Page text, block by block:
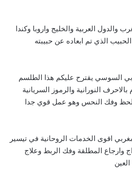
العربية والخليج واروبا وكندا
الذي تم ابعاده عن حبيبته
السوسي يقترح عليكم هذا الطلسم
النورانية والرموز السريانية
الحظ وفك النحس وهو عمل قوي جدا
اقوى الخدمات الروحانية في تيسير
وارجاع المطلقة وفك الربط وعلاج